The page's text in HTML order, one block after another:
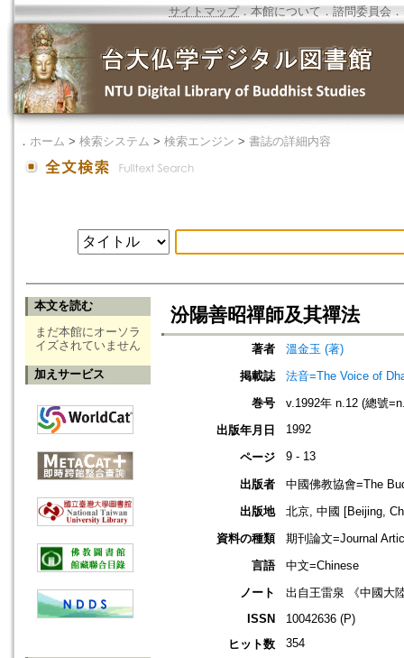
サイトマップ．本館について ． 諮問委員会 ．
． ホーム > 検索システム > 検索エンジン > 書誌の詳細内容
本文を読む
まだ本館にオーソラ
イズされていません
加えサービス
汾陽善昭禪師及其禪法
著者
溫金玉 (著)
掲載誌
法音=The Voice of
巻号
v.1992年 n.12 (總號
出版年月日
1992
ページ 9 - 13
出版者
中國佛教協會=The
出版地
北京, 中國 [Beijing,
資料の種類
期刊論文=Journal
言語
中文=Chinese
ノート
出自王雷泉 《中國大
ISSN
10042636 (P)
ヒット数
354